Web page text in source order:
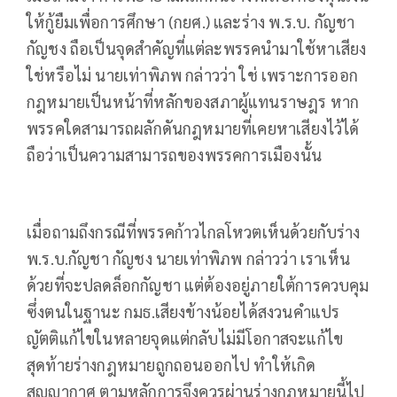
ให้กู้ยืมเพื่อการศึกษา (กยศ.) และร่าง พ.ร.บ. กัญชา
กัญชง ถือเป็นจุดสำคัญที่แต่ละพรรคนำมาใช้หาเสียง
ใช่หรือไม่ นายเท่าพิภพ กล่าวว่า ใช่ เพราะการออก
กฎหมายเป็นหน้าที่หลักของสภาผู้แทนราษฎร หาก
พรรคใดสามารถผลักดันกฎหมายที่เคยหาเสียงไว้ได้
ถือว่าเป็นความสามารถของพรรคการเมืองนั้น
เมื่อถามถึงกรณีที่พรรคก้าวไกลโหวตเห็นด้วยกับร่าง
พ.ร.บ.กัญชา กัญชง นายเท่าพิภพ กล่าวว่า เราเห็น
ด้วยที่จะปลดล็อกกัญชา แต่ต้องอยู่ภายใต้การควบคุม
ซึ่งตนในฐานะ กมธ.เสียงข้างน้อยได้สงวนคำแปร
ญัตติแก้ไขในหลายจุดแต่กลับไม่มีโอกาสจะแก้ไข
สุดท้ายร่างกฎหมายถูกถอนออกไป ทำให้เกิด
สุญญากาศ ตามหลักการจึงควรผ่านร่างกฎหมายนี้ไป